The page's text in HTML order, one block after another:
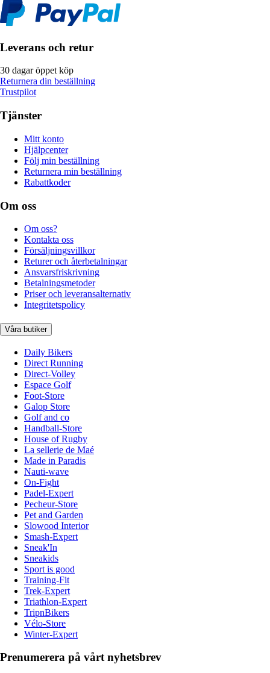
Leverans och retur
30 dagar öppet köp
Returnera din beställning
Trustpilot
Tjänster
Mitt konto
Hjälpcenter
Följ min beställning
Returnera min beställning
Rabattkoder
Om oss
Om oss?
Kontakta oss
Försäljningsvillkor
Returer och återbetalningar
Ansvarsfriskrivning
Betalningsmetoder
Priser och leveransalternativ
Integritetspolicy
Våra butiker
Daily Bikers
Direct Running
Direct-Volley
Espace Golf
Foot-Store
Galop Store
Golf and co
Handball-Store
House of Rugby
La sellerie de Maé
Made in Paradis
Nauti-wave
On-Fight
Padel-Expert
Pecheur-Store
Pet and Garden
Slowood Interior
Smash-Expert
Sneak'In
Sneakids
Sport is good
Training-Fit
Trek-Expert
Triathlon-Expert
TripnBikers
Vélo-Store
Winter-Expert
Prenumerera på vårt nyhetsbrev